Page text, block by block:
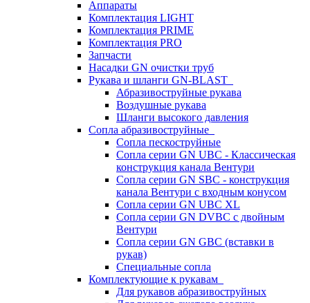
Аппараты
Комплектация LIGHT
Комплектация PRIME
Комплектация PRO
Запчасти
Насадки GN очистки труб
Рукава и шланги GN-BLAST
Абразивоструйные рукава
Воздушные рукава
Шланги высокого давления
Сопла абразивоструйные
Сопла пескоструйные
Сопла серии GN UBC - Классическая
конструкция канала Вентури
Сопла серии GN SBC - конструкция
канала Вентури c входным конусом
Сопла серии GN UBC XL
Сопла серии GN DVBC с двойным
Вентури
Сопла серии GN GBC (вставки в
рукав)
Специальные сопла
Комплектующие к рукавам
Для рукавов абразивоструйных